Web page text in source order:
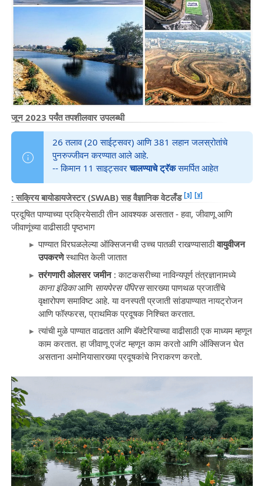
जून 2023 पर्यंत तपशीलवार उपलब्धी
26 तलाव (20 साईट्सवर) आणि 381 लहान जलस्रोतांचे
पुनरुज्जीवन करण्यात आले आहे.
-- किमान 11 साइट्सवरचालण्याचे ट्रॅकसमर्पित आहेत
: सक्रिय बायोडायजेस्टर (SWAB) सह वैज्ञानिक वेटलँड [३] [४]
प्रदूषित पाण्याच्या प्रक्रियेसाठी तीन आवश्यक असतात - हवा, जीवाणू आणि
जीवाणूंच्या वाढीसाठी पृष्ठभाग
पाण्यात विरघळलेल्या ऑक्सिजनची उच्च पातळी राखण्यासाठीवायुवीजन
उपकरणेस्थापित केली जातात
तरंगणारी ओलसर जमीन: काटकसरीच्या नाविन्यपूर्ण तंत्रज्ञानामध्ये
काना इंडिकाआणि सायपेरस पॅपिरससारख्या पाणथळ प्रजातींचे
वृक्षारोपण समाविष्ट आहे. या वनस्पती प्रजाती सांडपाण्यात नायट्रोजन
आणि फॉस्फरस, प्राथमिक प्रदूषक निश्चित करतात.
त्यांची मुळे पाण्यात वाढतात आणि बॅक्टेरियाच्या वाढीसाठी एक माध्यम म्हणून
काम करतात. हा जीवाणू एजंट म्हणून काम करतो आणि ऑक्सिजन घेत
असताना अमोनियासारख्या प्रदूषकांचे निराकरण करतो.